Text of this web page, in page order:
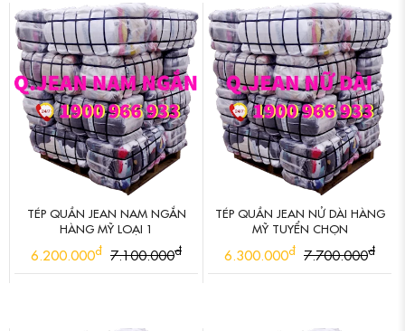
TÉP QUẦN JEAN NAM NGẮN
HÀNG MỸ LOẠI 1
6.200.000đ 7.100.000đ
TÉP QUẦN JEAN NỬ DÀI HÀNG
MỸ TUYỂN CHỌN
6.300.000đ 7.700.000đ